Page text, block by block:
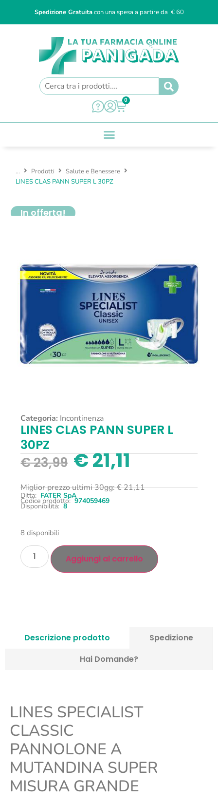
Spedizione Gratuitacon una spesa a partire da € 60
0
... Prodotti
Salute e Benessere
LINES CLAS PANN SUPER L 30PZ
In offerta!
Categoria: Incontinenza
LINES CLAS PANN SUPER L
30PZ
€23,99 €21,11
Miglior prezzo ultimi 30gg:€21,11
Ditta: FATER SpA
Codice prodotto: 974059469
Disponibilità: 8
8 disponibili
Aggiungi al carrello
Descrizione prodotto
Spedizione
Hai Domande?
LINES SPECIALIST
CLASSIC
PANNOLONE A
MUTANDINA SUPER
MISURA GRANDE